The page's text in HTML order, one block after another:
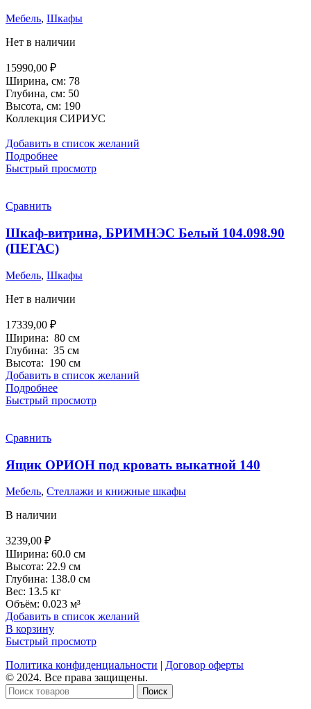
Мебель, Шкафы
Нет в наличии
15990,00 ₽
Ширина, см: 78
Глубина, см: 50
Высота, см: 190
Коллекция СИРИУС
Добавить в список желаний
Подробнее
Быстрый просмотр
Сравнить
Шкаф-витрина, БРИМНЭС Белый 104.098.90
(ПЕГАС)
Мебель, Шкафы
Нет в наличии
17339,00 ₽
Ширина: 80 см
Глубина: 35 см
Высота: 190 см
Добавить в список желаний
Подробнее
Быстрый просмотр
Сравнить
Ящик ОРИОН под кровать выкатной 140
Мебель, Стеллажи и книжные шкафы
В наличии
3239,00 ₽
Ширина: 60.0 см
Высота: 22.9 см
Глубина: 138.0 см
Вес: 13.5 кг
Объём: 0.023 м³
Добавить в список желаний
В корзину
Быстрый просмотр
Политика конфиденциальности | Договор оферты
© 2024. Все права защищены.
Поиск